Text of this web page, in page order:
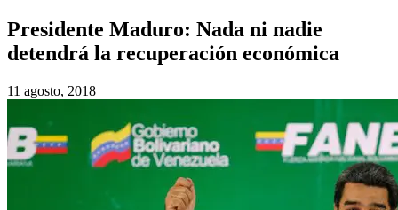
Presidente Maduro: Nada ni nadie
detendrá la recuperación económica
11 agosto, 2018